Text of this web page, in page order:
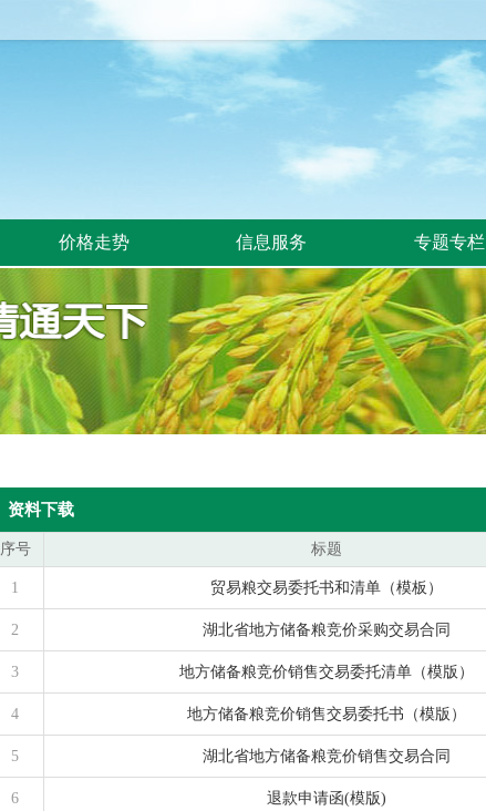
价格走势 信息服务 专题专栏
资料下载
序号 标题
1 贸易粮交易委托书和清单（模板）
2 湖北省地方储备粮竞价采购交易合同
3 地方储备粮竞价销售交易委托清单（模版）
4 地方储备粮竞价销售交易委托书（模版）
5 湖北省地方储备粮竞价销售交易合同
6 退款申请函(模版)